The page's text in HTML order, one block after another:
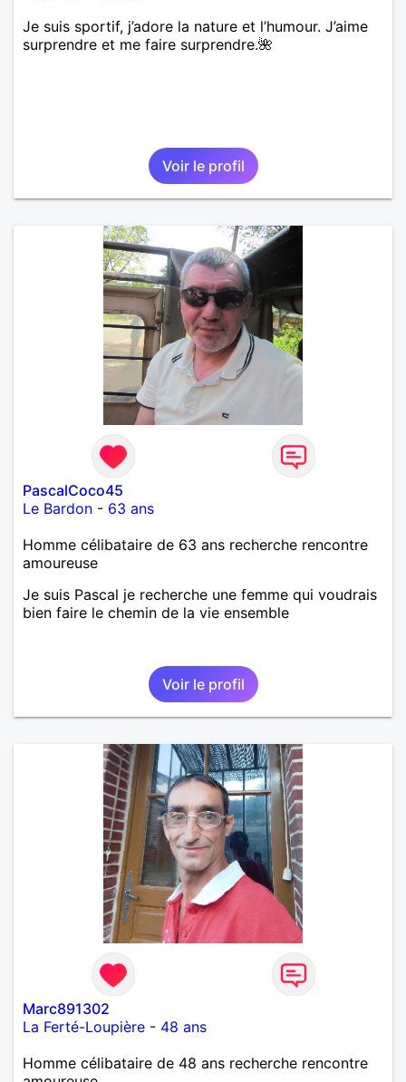
Je suis sportif, j’adore la nature et l’humour. J’aime
surprendre et me faire surprendre.🌺
Voir le profil
PascalCoco45
Le Bardon - 63 ans
Homme célibataire de 63 ans recherche rencontre
amoureuse
Je suis Pascal je recherche une femme qui voudrais
bien faire le chemin de la vie ensemble
Voir le profil
Marc891302
La Ferté-Loupière - 48 ans
Homme célibataire de 48 ans recherche rencontre